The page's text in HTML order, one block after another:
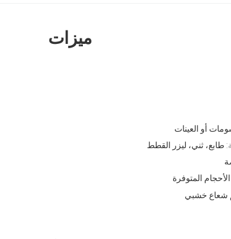
ميزات
أو العينات
طابع، ثني، ليزر القطط
المتوفرة
شعاع خشبي